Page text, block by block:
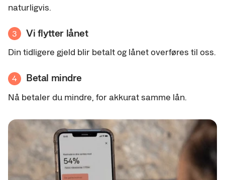
naturligvis.
3 Vi flytter lånet
Din tidligere gjeld blir betalt og lånet overføres til oss.
4 Betal mindre
Nå betaler du mindre, for akkurat samme lån.